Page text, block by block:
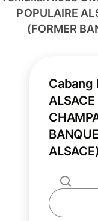
POPULAIRE
(FORMER
Cabang
ALSACE
ALSACE)